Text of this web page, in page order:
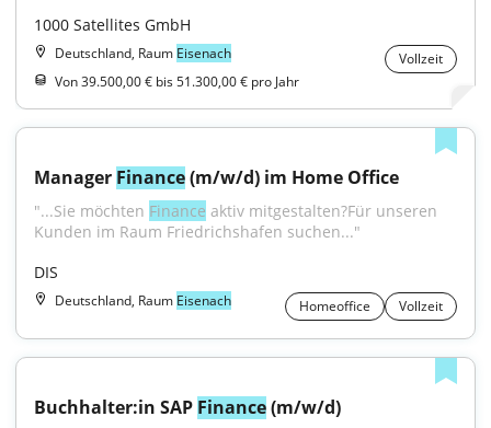
1000 Satellites GmbH
Deutschland, Raum Eisenach
Vollzeit
Von 39.500,00 € bis 51.300,00 € pro Jahr
Manager Finance (m/w/d) im Home Office
"...Sie möchten Finance aktiv mitgestalten?Für unseren
Kunden im Raum Friedrichshafen suchen..."
DIS
Deutschland, Raum Eisenach Homeoffice Vollzeit
Buchhalter:in SAP Finance (m/w/d)